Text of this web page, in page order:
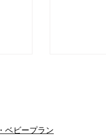
・ベビープラン